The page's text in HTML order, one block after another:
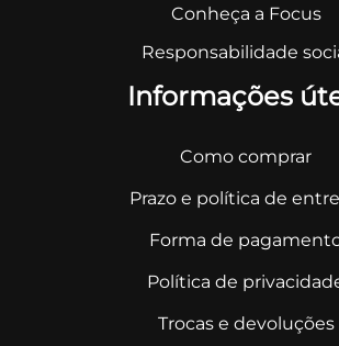
Conheça a Focus
Responsabilidade
Informações
Como comprar
Prazo e política de
Forma de
Política de
Trocas e devoluções